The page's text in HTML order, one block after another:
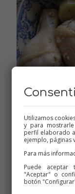
Utilizamos
y para
perfil elaborado
ejemplo, páginas
Para más
Puede
"Aceptar" o
botón